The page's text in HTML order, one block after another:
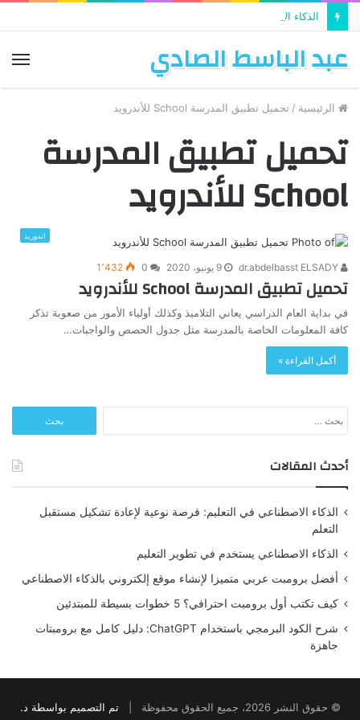
الذكاء الاصطناعي يستخدم في تطوير التعليم
عبد الباسط الصادي
الرئيسية / تحميل تطبيق المدرسة School للأندرويد
تحميل تطبيق المدرسة
School للأندرويد
اندوريد
9 يونيو، 2020 0 1٬432
تحميل تطبيق المدرسة School للأندرويد
في بداية العام الدراسي يعاني التلاميذ وكذلك أولياء الأمور من صعوبة تذكر
كافة المعلومات الخاصة بالمدرسة مثل جدول الحصص والواجبات…
أكمل القراءة »
عن:
أحدث المقالات
الذكاء الاصطناعي في التعليم: فرصة نوعية لإعادة تشكيل مستقبل
التعلم
الذكاء الاصطناعي يستخدم في تطوير التعليم
أفضل برومبت عربي متميزا لإنشاء موقع إلكتروني بالذكاء الاصطناعي
كيف تكتب أول برومبت احترافي؟ 5 خطوات بسيطة للمبتدئين
شرح الكود البرمجي باستخدام ChatGPT: دليل كامل مع برومبتات
جاهزة
© حقوق النشر 2026، جميع الحقوق محفوظة | تم التصميم بواسطة د.